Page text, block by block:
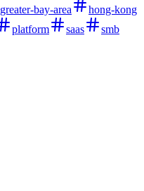
greater-bay-area
hong-kong
platform saas smb